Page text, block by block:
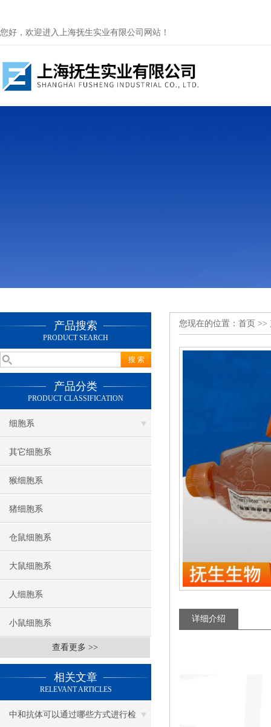
您好，欢迎进入上海抚生实业有限公司网站！
产品搜索
PRODUCT SEARCH
产品分类
PRODUCT CLASSIFICATION
细胞系
其它细胞系
猴细胞系
猪细胞系
仓鼠细胞系
大鼠细胞系
人细胞系
小鼠细胞系
查看更多 >>
相关文章
RELEVANT ARTICLES
中和抗体可以通过哪些方式进行检
您现在的位置： 首页 >>
详细介绍